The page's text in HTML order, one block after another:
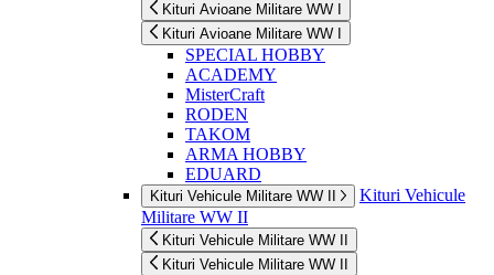
Kituri Avioane Militare WW I
Kituri Avioane Militare WW I
SPECIAL HOBBY
ACADEMY
MisterCraft
RODEN
TAKOM
ARMA HOBBY
EDUARD
Kituri Vehicule Militare WW II
Kituri Vehicule
Militare WW II
Kituri Vehicule Militare WW II
Kituri Vehicule Militare WW II